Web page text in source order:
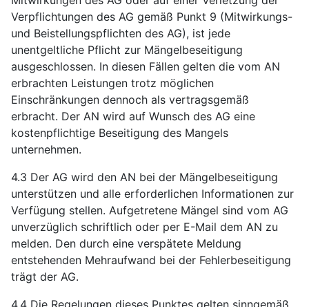
Verpflichtungen des AG gemäß Punkt 9 (Mitwirkungs-
und Beistellungspflichten des AG), ist jede
unentgeltliche Pflicht zur Mängelbeseitigung
ausgeschlossen. In diesen Fällen gelten die vom AN
erbrachten Leistungen trotz möglichen
Einschränkungen dennoch als vertragsgemäß
erbracht. Der AN wird auf Wunsch des AG eine
kostenpflichtige Beseitigung des Mangels
unternehmen.
4.3 Der AG wird den AN bei der Mängelbeseitigung
unterstützen und alle erforderlichen Informationen zur
Verfügung stellen. Aufgetretene Mängel sind vom AG
unverzüglich schriftlich oder per E-Mail dem AN zu
melden. Den durch eine verspätete Meldung
entstehenden Mehraufwand bei der Fehlerbeseitigung
trägt der AG.
4.4 Die Regelungen dieses Punktes gelten sinngemäß